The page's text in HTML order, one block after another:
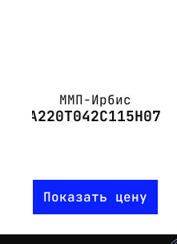
ММП-Ирбис
А220Т042С115Н07
Показать цену